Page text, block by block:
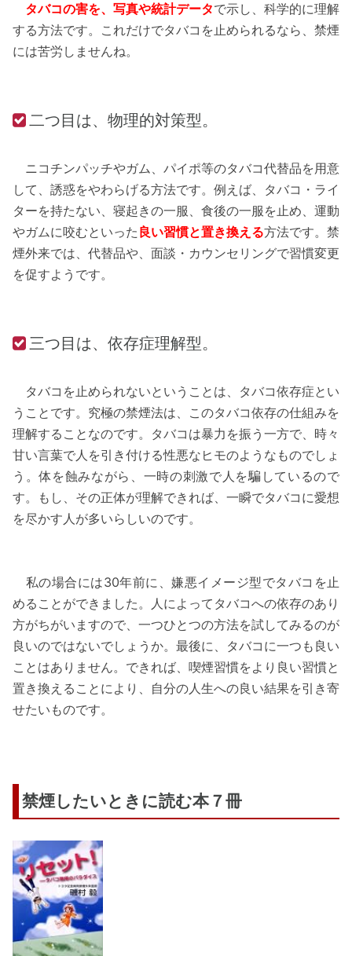
タバコの害を、写真や統計データで示し、科学的に理解
する方法です。これだけでタバコを止められるなら、禁煙
には苦労しませんね。
二つ目は、物理的対策型。
ニコチンパッチやガム、パイポ等のタバコ代替品を用意
して、誘惑をやわらげる方法です。例えば、タバコ・ライ
ターを持たない、寝起きの一服、食後の一服を止め、運動
やガムに咬むといった 良い習慣と置き換える方法です。禁
煙外来では、代替品や、面談・カウンセリングで習慣変更
を促すようです。
三つ目は、依存症理解型。
タバコを止められないということは、タバコ依存症とい
うことです。究極の禁煙法は、このタバコ依存の仕組みを
理解することなのです。タバコは暴力を振う一方で、時々
甘い言葉で人を引き付ける性悪なヒモのようなものでしょ
う。体を蝕みながら、一時の刺激で人を騙しているので
す。もし、その正体が理解できれば、一瞬でタバコに愛想
を尽かす人が多いらしいのです。
私の場合には30年前に、嫌悪イメージ型でタバコを止
めることができました。人によってタバコへの依存のあり
方がちがいますので、一つひとつの方法を試してみるのが
良いのではないでしょうか。最後に、タバコに一つも良い
ことはありません。できれば、喫煙習慣をより良い習慣と
置き換えることにより、自分の人生への良い結果を引き寄
せたいものです。
禁煙したいときに読む本７冊